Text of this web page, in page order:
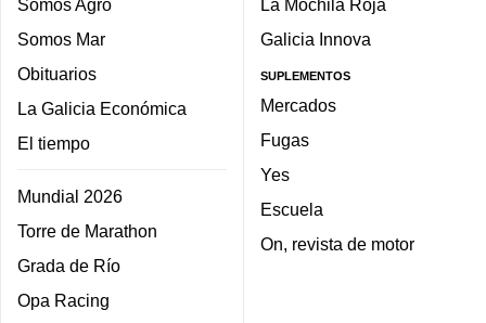
Somos Mar
Obituarios
La Galicia Económica
El tiempo
Mundial 2026
Torre de Marathon
Grada de Río
Opa Racing
Galicia Innova
SUPLEMENTOS
Mercados
Fugas
Yes
Escuela
On, revista de motor